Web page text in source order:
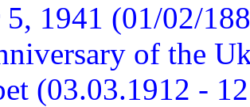
5, 1941 (01/02/
of the
(03.03.1912 -